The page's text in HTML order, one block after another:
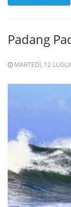
Padang
MARTEDÌ, 12